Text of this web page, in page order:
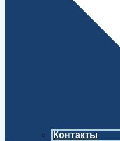
Контакты